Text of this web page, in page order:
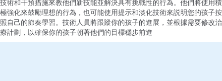
技術和干預措施來教他們新技能並解決具有挑戰性的行為。他們將使用積
極強化來鼓勵理想的行為，也可能使用提示和淡化技術來説明您的孩子按
照自己的節奏學習。技術人員將跟蹤你的孩子的進展，並根據需要修改治
療計劃，以確保你的孩子朝著他們的目標穩步前進